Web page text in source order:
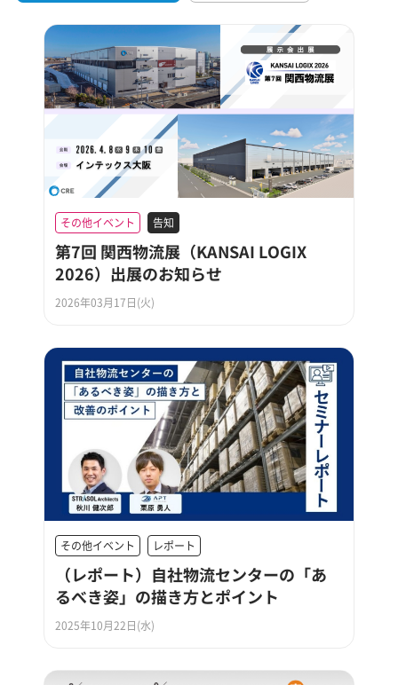
その他イベント 告知
第7回 関西物流展（KANSAI LOGIX
2026）出展のお知らせ
2026年03月17日(火)
その他イベント レポート
（レポート）自社物流センターの「あ
るべき姿」の描き方とポイント
2025年10月22日(水)